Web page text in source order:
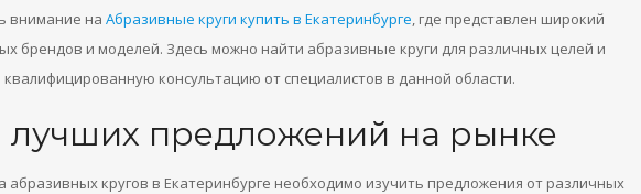
внимание на Абразивные круги купить в Екатеринбурге, где представлен широкий
брендов и моделей. Здесь можно найти абразивные круги для различных целей и
консультацию от специалистов в данной области.
лучших предложений на рынке
абразивных кругов в Екатеринбурге необходимо изучить предложения от различных